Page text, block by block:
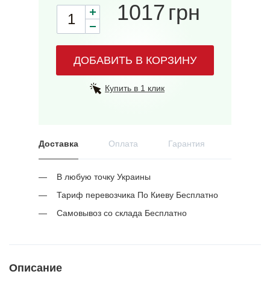
1017грн
ДОБАВИТЬ В КОРЗИНУ
Купить в 1 клик
Доставка Оплата Гарантия
В любую точку Украины
Тариф перевозчика По Киеву Бесплатно
Самовывоз со склада Бесплатно
Описание